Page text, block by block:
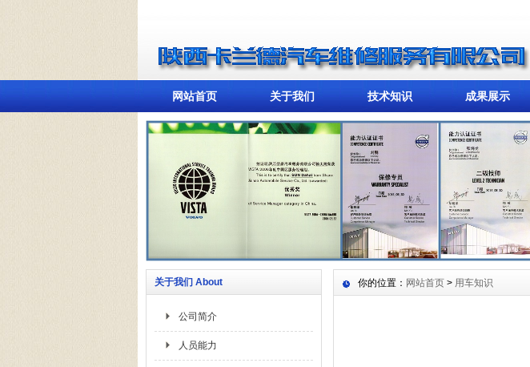
网站首页 关于我们 技术知识 成果展示
关于我们 About
公司简介
人员能力
你的位置： 网站首页 > 用车知识